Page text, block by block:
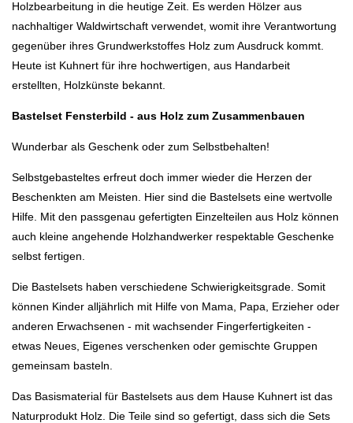
Holzbearbeitung in die heutige Zeit. Es werden Hölzer aus
nachhaltiger Waldwirtschaft verwendet, womit ihre Verantwortung
gegenüber ihres Grundwerkstoffes Holz zum Ausdruck kommt.
Heute ist Kuhnert für ihre hochwertigen, aus Handarbeit
erstellten, Holzkünste bekannt.
Bastelset Fensterbild - aus Holz zum Zusammenbauen
Wunderbar als Geschenk oder zum Selbstbehalten!
Selbstgebasteltes erfreut doch immer wieder die Herzen der
Beschenkten am Meisten. Hier sind die Bastelsets eine wertvolle
Hilfe. Mit den passgenau gefertigten Einzelteilen aus Holz können
auch kleine angehende Holzhandwerker respektable Geschenke
selbst fertigen.
Die Bastelsets haben verschiedene Schwierigkeitsgrade. Somit
können Kinder alljährlich mit Hilfe von Mama, Papa, Erzieher oder
anderen Erwachsenen - mit wachsender Fingerfertigkeiten -
etwas Neues, Eigenes verschenken oder gemischte Gruppen
gemeinsam basteln.
Das Basismaterial für Bastelsets aus dem Hause Kuhnert ist das
Naturprodukt Holz. Die Teile sind so gefertigt, dass sich die Sets